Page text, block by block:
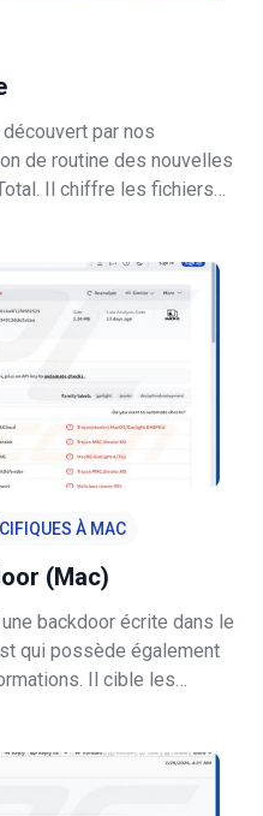
par nos
de routine des nouvelles
Il chiffre les fichiers
À MAC
(Mac)
backdoor écrite dans le
qui possède également
Il cible les